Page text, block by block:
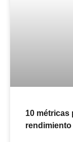
10 métricas
rendimiento